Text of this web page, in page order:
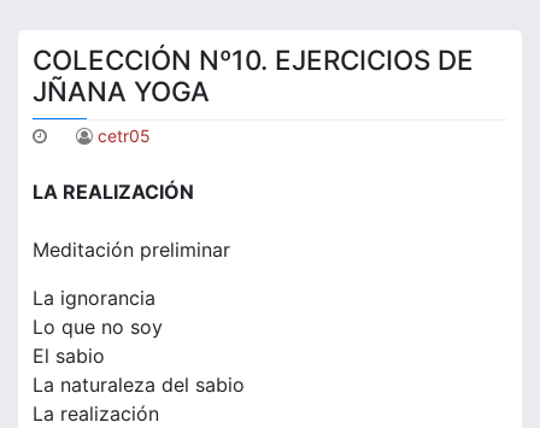
COLECCIÓN Nº10. EJERCICIOS DE
JÑANA YOGA
cetr05
LA REALIZACIÓN
Meditación preliminar
La ignorancia
Lo que no soy
El sabio
La naturaleza del sabio
La realización